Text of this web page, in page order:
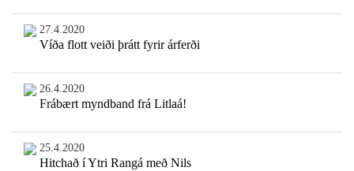
27.4.2020
Víða flott veiði þrátt fyrir árferði
26.4.2020
Frábært myndband frá Litlaá!
25.4.2020
Hitchað í Ytri Rangá með Nils